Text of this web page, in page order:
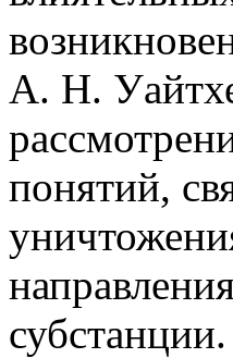
А. Н.
понятий,